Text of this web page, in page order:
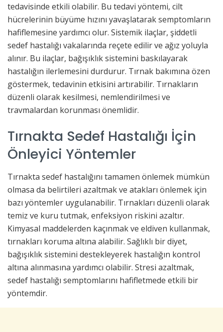
tedavisinde etkili olabilir. Bu tedavi yöntemi, cilt
hücrelerinin büyüme hızını yavaşlatarak semptomların
hafiflemesine yardımcı olur. Sistemik ilaçlar, şiddetli
sedef hastalığı vakalarında reçete edilir ve ağız yoluyla
alınır. Bu ilaçlar, bağışıklık sistemini baskılayarak
hastalığın ilerlemesini durdurur. Tırnak bakımına özen
göstermek, tedavinin etkisini artırabilir. Tırnakların
düzenli olarak kesilmesi, nemlendirilmesi ve
travmalardan korunması önemlidir.
Tırnakta Sedef Hastalığı İçin
Önleyici Yöntemler
Tırnakta sedef hastalığını tamamen önlemek mümkün
olmasa da belirtileri azaltmak ve atakları önlemek için
bazı yöntemler uygulanabilir. Tırnakları düzenli olarak
temiz ve kuru tutmak, enfeksiyon riskini azaltır.
Kimyasal maddelerden kaçınmak ve eldiven kullanmak,
tırnakları koruma altına alabilir. Sağlıklı bir diyet,
bağışıklık sistemini destekleyerek hastalığın kontrol
altına alınmasına yardımcı olabilir. Stresi azaltmak,
sedef hastalığı semptomlarını hafifletmede etkili bir
yöntemdir.